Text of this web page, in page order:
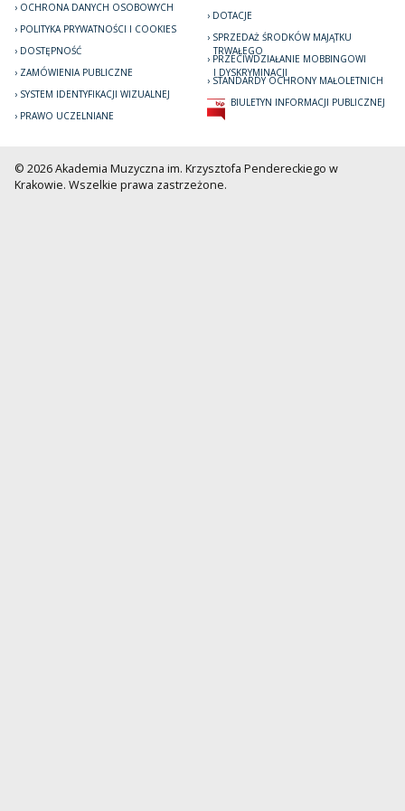
OCHRONA DANYCH OSOBOWYCH
POLITYKA PRYWATNOŚCI I COOKIES
DOSTĘPNOŚĆ
ZAMÓWIENIA PUBLICZNE
SYSTEM IDENTYFIKACJI WIZUALNEJ
PRAWO UCZELNIANE
DOTACJE
SPRZEDAŻ ŚRODKÓW MAJĄTKU
TRWAŁEGO
PRZECIWDZIAŁANIE MOBBINGOWI
I DYSKRYMINACJI
STANDARDY OCHRONY MAŁOLETNICH
BIULETYN INFORMACJI PUBLICZNEJ
© 2026 Akademia Muzyczna im. Krzysztofa Pendereckiego w
Krakowie. Wszelkie prawa zastrzeżone.